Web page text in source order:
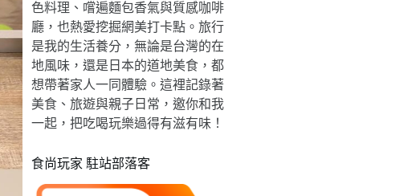
色料理、嚐遍麵包香氣與質感咖啡
廳，也熱愛挖掘網美打卡點。旅行
是我的生活養分，無論是台灣的在
地風味，還是日本的道地美食，都
想帶著家人一同體驗。這裡記錄著
美食、旅遊與親子日常，邀你和我
一起，把吃喝玩樂過得有滋有味！
食尚玩家 駐站部落客